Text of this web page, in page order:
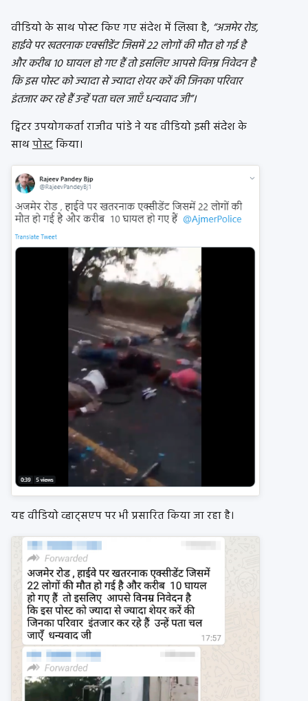
वीडियो के साथ पोस्ट किए गए संदेश में लिखा है, “अजमेर रोड,
हाईवे पर खतरनाक एक्सीडेंट जिसमें 22 लोगों की मौत हो गई है
और करीब 10 घायल हो गए हैं तो इसलिए आपसे विनम्र निवेदन है
कि इस पोस्ट को ज्यादा से ज्यादा शेयर करें की जिनका परिवार
इंतजार कर रहे हैं उन्हें पता चल जाएँ धन्यवाद जी”।
ट्विटर उपयोगकर्ता राजीव पांडे ने यह वीडियो इसी संदेश के
साथपोस्टकिया।
यह वीडियो व्हाट्सएप पर भी प्रसारित किया जा रहा है।